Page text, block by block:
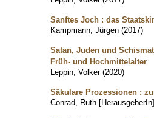
Sanftes Joch : das
Kampmann, Jürgen (2017)
Satan, Juden und
Früh- und Hochmittelalter
Leppin, Volker (2020)
Säkulare Prozessionen :
Conrad, Ruth [HerausgeberIn]